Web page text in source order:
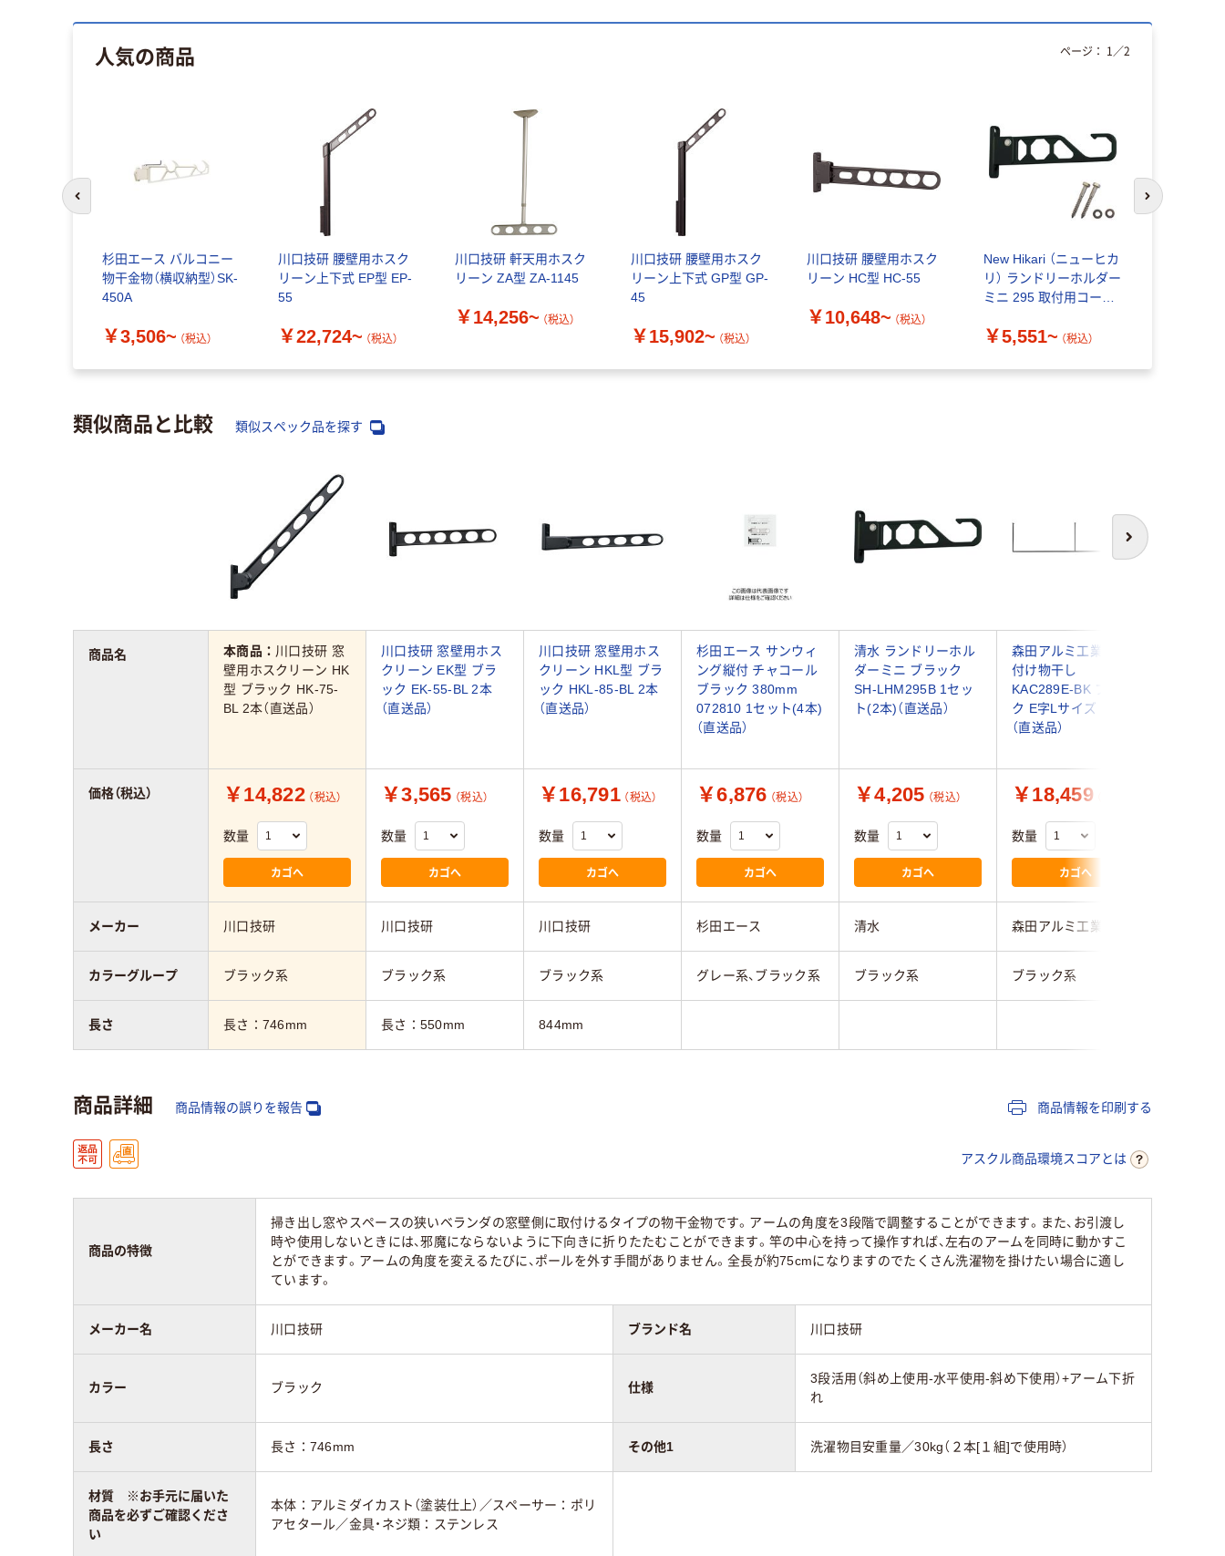
人気の商品
杉田エース バルコニー
物干金物（横収納型）SK-
450A
￥3,506~ （税込）
川口技研 腰壁用ホスク
リーン上下式 EP型 EP-
55
￥22,724~ （税込）
川口技研 軒天用ホスク
リーン ZA型 ZA-1145
￥14,256~ （税込）
川口技研 腰壁用ホスク
リーン上下式 GP型 GP-
45
￥15,902~ （税込）
川口技研 腰壁用ホスク
リーン HC型 HC-55
￥10,648~ （税込）
New Hikari （ニューヒカ
リ） ランドリーホルダー
ミニ 295 取付用コーチ
品
￥5,551~ （税込）
ページ： 1 ／2
次のスライド
類似商品と比較 類似スペック品を探す
次へ
本商品： 川口技研 窓
壁用ホスクリーン HK
型 ブラック HK-75-
BL 2本（直送品）
川口技研 窓壁用ホス
クリーン EK型 ブラ
ック EK-55-BL 2本
（直送品）
川口技研 窓壁用ホス
クリーン HKL型 ブラ
ック HKL-85-BL 2本
（直送品）
杉田エース サンウィ
ング縦付 チャコール
ブラック 380mm
072810 1セット(4本)
（直送品）
清水 ランドリーホル
ダーミニ ブラック
SH-LHM295B 1セッ
ト(2本)（直送品）
森田アルミ工業 天井
付け物干し
KAC289E-BK ブラッ
ク E字Lサイズ 1台
（直送品）
￥14,822 （税込）
数量
カゴへ
￥3,565 （税込）
数量
カゴへ
￥16,791 （税込）
数量
カゴへ
￥6,876 （税込）
数量
カゴへ
￥4,205 （税込）
数量
カゴへ
￥18,459
数量
カゴへ
川口技研 川口技研 川口技研 杉田エース 清水 森田アルミ工業
ブラック系 ブラック系 ブラック系 グレー系、ブラック系 ブラック系 ブラック系
長さ：746mm 長さ：550mm 844mm
商品名
価格（税込）
メーカー
カラーグループ
長さ
商品詳細 商品情報の誤りを報告 商品情報を印刷する
アスクル商品環境スコアとは
商品の特徴
掃き出し窓やスペースの狭いベランダの窓壁側に取付けるタイプの物干金物です。アームの角度を3段階で調整することができます。また、お引渡し
時や使用しないときには、邪魔にならないように下向きに折りたたむことができます。竿の中心を持って操作すれば、左右のアームを同時に動かすこ
とができます。アームの角度を変えるたびに、ポールを外す手間がありません。全長が約75cmになりますのでたくさん洗濯物を掛けたい場合に適し
ています。
メーカー名 川口技研 ブランド名 川口技研
カラー ブラック 仕様
3段活用（斜め上使用-水平使用-斜め下使用）+アーム下折
れ
長さ 長さ：746mm その他1 洗濯物目安重量／30kg（２本[１組]で使用時）
材質 ※お手元に届いた
商品を必ずご確認くださ
い
本体：アルミダイカスト（塗装仕上）／スペーサー：ポリ
アセタール／金具・ネジ類：ステンレス